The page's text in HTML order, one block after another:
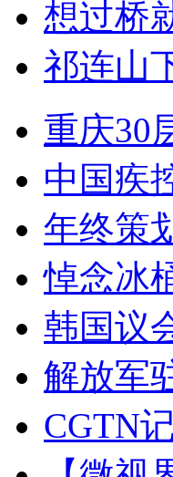
想过桥
祁连山
重庆30
中国疾
年终策
悼念冰
韩国议
解放军
CGTN